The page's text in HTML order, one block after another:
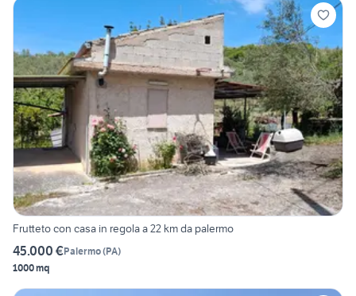
Frutteto con casa in regola a 22 km da palermo
45.000 €Palermo(PA)
1000 mq